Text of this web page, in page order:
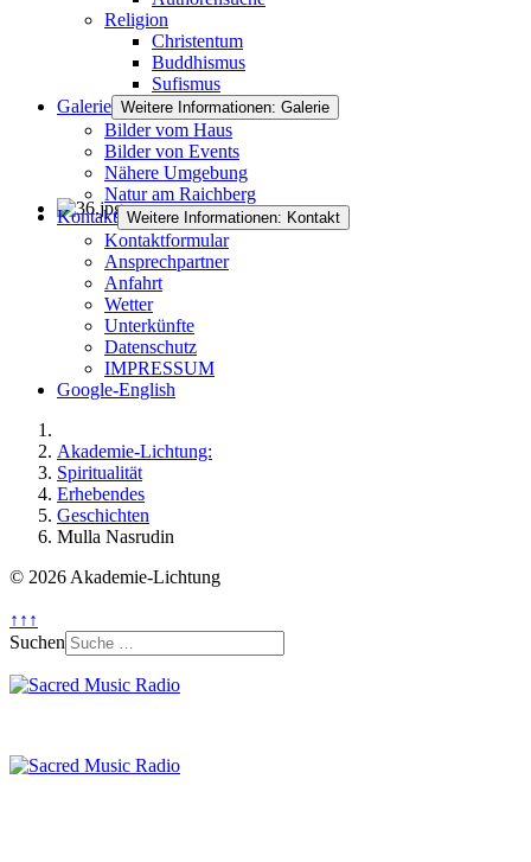
Religion
Christentum
Buddhismus
Sufismus
Galerie Weitere Informationen: Galerie
Bilder vom Haus
Bilder von Events
Nähere Umgebung
Natur am Raichberg
Kontakt Weitere Informationen: Kontakt
Kontaktformular
Ansprechpartner
Anfahrt
Wetter
Unterkünfte
Datenschutz
IMPRESSUM
Google-English
Akademie-Lichtung:
Spiritualität
Erhebendes
Geschichten
Mulla Nasrudin
© 2026 Akademie-Lichtung
↑↑↑
Suchen